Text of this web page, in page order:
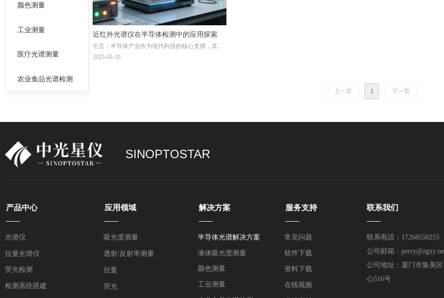
颜色测量
工业测量
医疗光谱测量
农业食品光谱检测
近红外光谱仪在半导体检测中的应用探索
引言：半导体产业作为现代科技的核心支撑，其产
品质量与性能的精确把控至关重要。在半导体制造
2025-05-10
上一页 1 下一页
光谱仪
拉曼光谱仪
荧光检测
检测系统搭建
产品中心
——
吸光度测量
透射/反射率测量
拉曼
荧光
应用领域
——
SINOPTOSTAR
半导体光谱解决方案
液体吸光度测量
颜色测量
工业测量
解决方案
——
常见问题
软件下载
资料下载
在线视频
服务支持
——
联系我们
——
联系电话：17268550255
公司邮箱：
公司地址：厦门市集美
心516号